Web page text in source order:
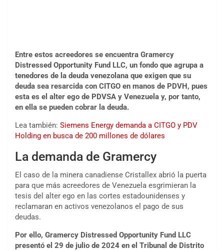
Entre estos acreedores se encuentra Gramercy
Distressed Opportunity Fund LLC, un fondo que agrupa a
tenedores de la deuda venezolana que exigen que su
deuda sea resarcida con CITGO en manos de PDVH, pues
esta es el alter ego de PDVSA y Venezuela y, por tanto,
en ella se pueden cobrar la deuda.
Lea también: Siemens Energy demanda a CITGO y PDV
Holding en busca de 200 millones de dólares
La demanda de Gramercy
El caso de la minera canadiense Cristallex abrió la puerta
para que más acreedores de Venezuela esgrimieran la
tesis del alter ego en las cortes estadounidenses y
reclamaran en activos venezolanos el pago de sus
deudas.
Por ello, Gramercy Distressed Opportunity Fund LLC
presentó el 29 de julio de 2024 en el Tribunal de Distrito